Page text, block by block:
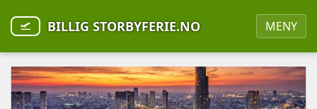
BILLIG STORBYFERIE.NO MENY